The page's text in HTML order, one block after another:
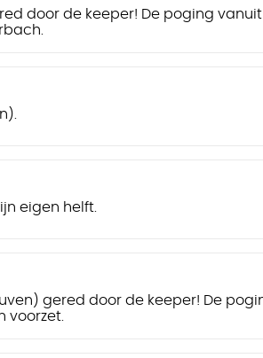
door de keeper! De poging
eigen helft.
gered door de keeper! De
voorzet.